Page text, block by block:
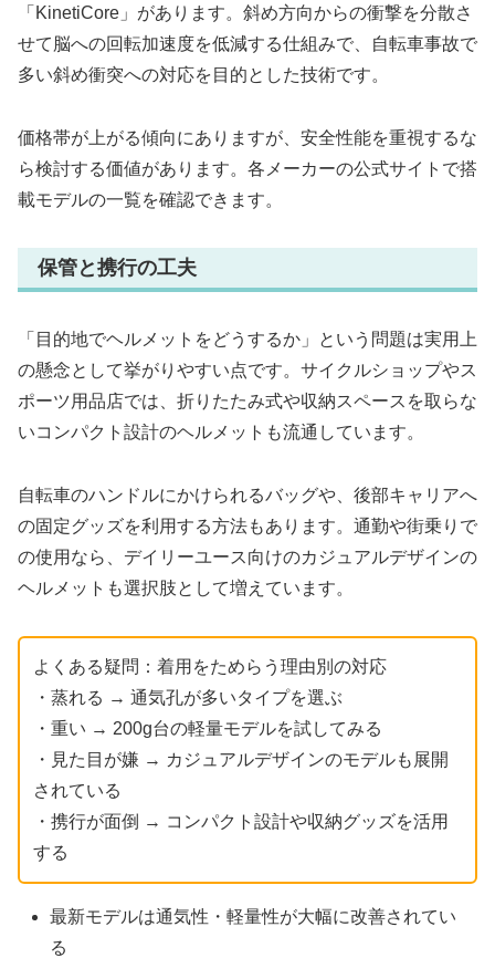
「KinetiCore」があります。斜め方向からの衝撃を分散さ
せて脳への回転加速度を低減する仕組みで、自転車事故で
多い斜め衝突への対応を目的とした技術です。
価格帯が上がる傾向にありますが、安全性能を重視するな
ら検討する価値があります。各メーカーの公式サイトで搭
載モデルの一覧を確認できます。
保管と携行の工夫
「目的地でヘルメットをどうするか」という問題は実用上
の懸念として挙がりやすい点です。サイクルショップやス
ポーツ用品店では、折りたたみ式や収納スペースを取らな
いコンパクト設計のヘルメットも流通しています。
自転車のハンドルにかけられるバッグや、後部キャリアへ
の固定グッズを利用する方法もあります。通勤や街乗りで
の使用なら、デイリーユース向けのカジュアルデザインの
ヘルメットも選択肢として増えています。
よくある疑問：着用をためらう理由別の対応
・蒸れる → 通気孔が多いタイプを選ぶ
・重い → 200g台の軽量モデルを試してみる
・見た目が嫌 → カジュアルデザインのモデルも展開
されている
・携行が面倒 → コンパクト設計や収納グッズを活用
する
最新モデルは通気性・軽量性が大幅に改善されてい
る